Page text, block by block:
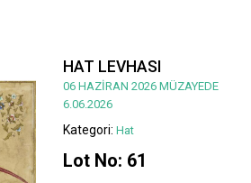
HAT LEVHASI
06 HAZİRAN 2026 MÜZAYEDE
6.06.2026
Kategori: Hat
Lot No: 61